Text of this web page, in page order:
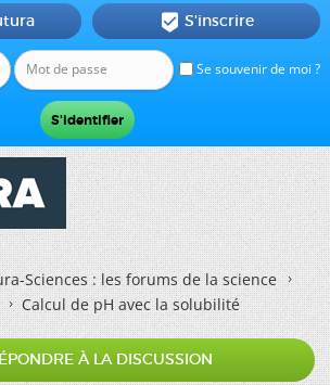
Se souvenir de moi ?
 S'inscrire
Sciences : les forums de la science
Calcul de pH avec la solubilité
À LA DISCUSSION